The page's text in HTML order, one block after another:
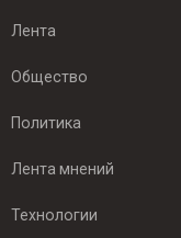
Лента
Общество
Политика
Лента мнений
Технологии